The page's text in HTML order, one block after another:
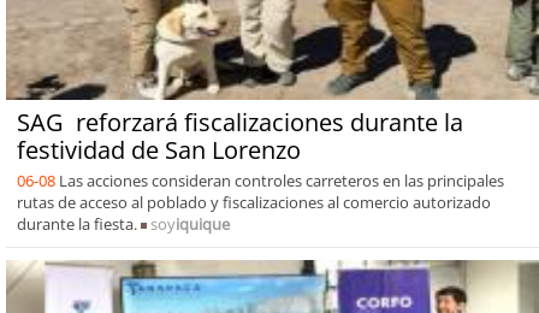
SAG reforzará fiscalizaciones durante la
festividad de San Lorenzo
06-08 Las acciones consideran controles carreteros en las principales
rutas de acceso al poblado y fiscalizaciones al comercio autorizado
durante la fiesta.
soyiquique